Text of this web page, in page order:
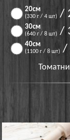
20см
(330 г / 4 шт) /
30см
(640 г / 8 шт) /
40см
(1100 г / 8 шт) /